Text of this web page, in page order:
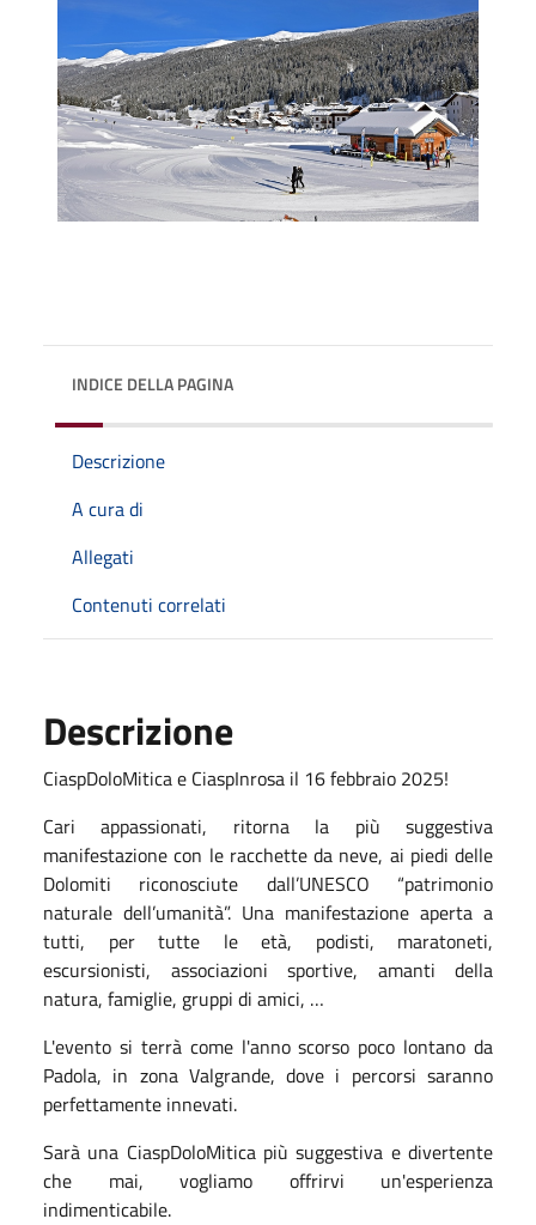
INDICE DELLA PAGINA
Descrizione
A cura di
Allegati
Contenuti correlati
Descrizione
CiaspDoloMitica e CiaspInrosa il 16 febbraio 2025!
Cari appassionati, ritorna la più suggestiva
manifestazione con le racchette da neve, ai piedi delle
Dolomiti riconosciute dall’UNESCO “patrimonio
naturale dell’umanità”. Una manifestazione aperta a
tutti, per tutte le età, podisti, maratoneti,
escursionisti, associazioni sportive, amanti della
natura, famiglie, gruppi di amici, …
L'evento si terrà come l'anno scorso poco lontano da
Padola, in zona Valgrande, dove i percorsi saranno
perfettamente innevati.
Sarà una CiaspDoloMitica più suggestiva e divertente
che mai, vogliamo offrirvi un'esperienza
indimenticabile.